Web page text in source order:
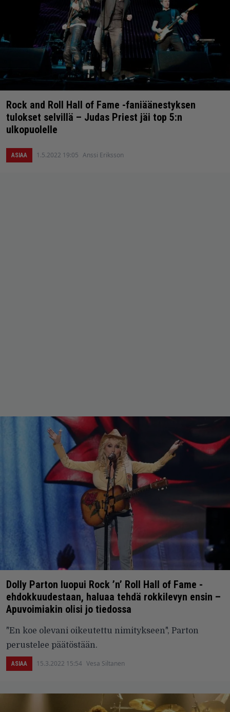
Rock and Roll Hall of Fame -faniäänestyksen
tulokset selvillä – Judas Priest jäi top 5:n
ulkopuolelle
ASIAA 1.5.2022 19:05 Anssi Eriksson
Dolly Parton luopui Rock ’n’ Roll Hall of Fame -
ehdokkuudestaan, haluaa tehdä rokkilevyn ensin –
Apuvoimiakin olisi jo tiedossa
"En koe olevani oikeutettu nimitykseen", Parton
perustelee päätöstään.
ASIAA 15.3.2022 15:54 Vesa Siltanen